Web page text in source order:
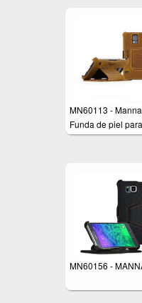
MN60113 -
Funda de piel para
Samsung Galaxy
(marrón) - Cuero
genuino de alta
MN60156 -